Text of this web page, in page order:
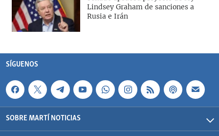
Lindsey Graham de sanciones a
Rusia e Irán
SÍGUENOS
SOBRE MARTÍ NOTICIAS